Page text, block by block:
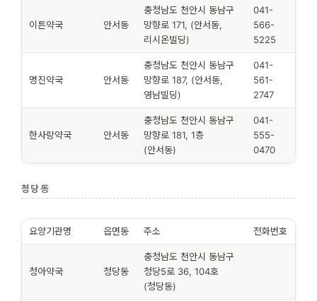
이튼약국 안서동
충청남도 천안시 동남구
망향로 171, (안서동,
리시온빌딩)
041-
566-
5225
명진약국 안서동
충청남도 천안시 동남구
망향로 187, (안서동,
영남빌딩)
041-
561-
2747
한사랑약국 안서동
충청남도 천안시 동남구
망향로 181, 1층
(안서동)
041-
555-
0470
청당동
요양기관명 읍면동 주소 전화번호
청아약국 청당동
충청남도 천안시 동남구
청당5로 36, 104호
(청당동)